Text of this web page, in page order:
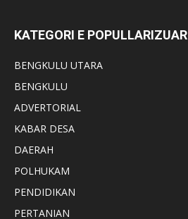
KATEGORI E POPULLARIZUAR
BENGKULU UTARA
BENGKULU
ADVERTORIAL
KABAR DESA
DAERAH
POLHUKAM
PENDIDIKAN
PERTANIAN